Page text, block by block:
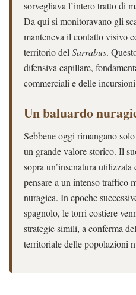
sorvegliava l’intero tratto di
Da qui si monitoravano gli
manteneva il contatto visivo
territorio delSarrabus.
difensiva capillare,
commerciali e delle
Un baluardo
Sebbene oggi rimangano
un grande valore storico. Il
sopra un’insenatura
pensare a un intenso traffico
nuragica. In epoche
spagnolo, le torri costiere
strategie simili, a conferma
territoriale delle popolazioni